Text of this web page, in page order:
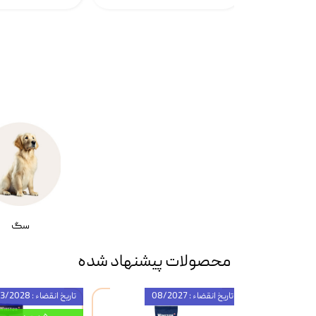
سگ
محصولات پیشنهاد شده
تاریخ انقضاء : 03/2028
تاریخ انقضاء : 08/2027